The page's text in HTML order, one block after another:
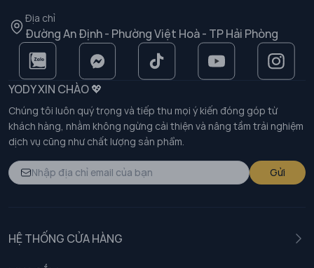
Địa chỉ
Đường An Định - Phường Việt Hoà - TP Hải Phòng
YODY XIN CHÀO 💖
Chúng tôi luôn quý trọng và tiếp thu mọi ý kiến đóng góp từ
khách hàng, nhằm không ngừng cải thiện và nâng tầm trải nghiệm
dịch vụ cũng như chất lượng sản phẩm.
Gửi
HỆ THỐNG CỬA HÀNG